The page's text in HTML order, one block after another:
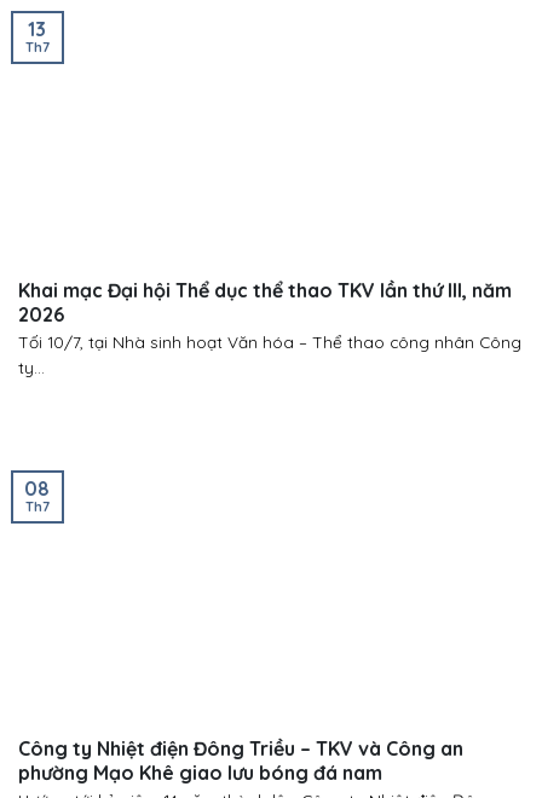
Khai mạc Đại hội Thể dục thể thao TKV lần thứ III, năm
2026
Tối 10/7, tại Nhà sinh hoạt Văn hóa – Thể thao công nhân Công
ty...
13
Th7
Công ty Nhiệt điện Đông Triều – TKV và Công an
phường Mạo Khê giao lưu bóng đá nam
08
Th7